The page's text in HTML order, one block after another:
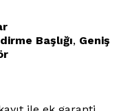
Başlığı, Geniş